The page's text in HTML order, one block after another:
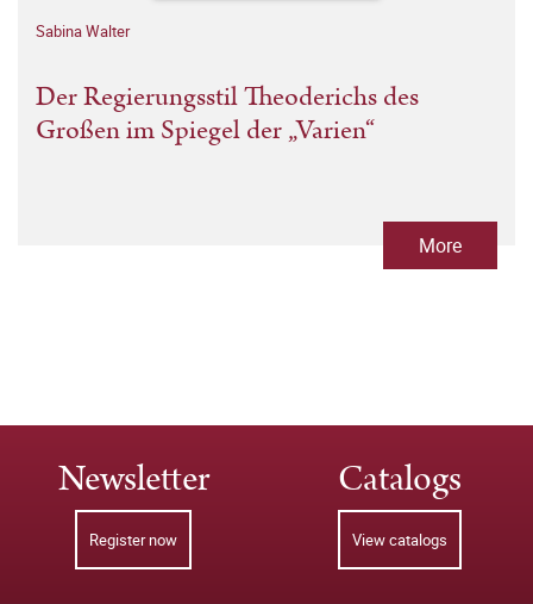
Sabina Walter
Der Regierungsstil Theoderichs des
Großen im Spiegel der „Varien“
More
Newsletter
Register now
Catalogs
View catalogs